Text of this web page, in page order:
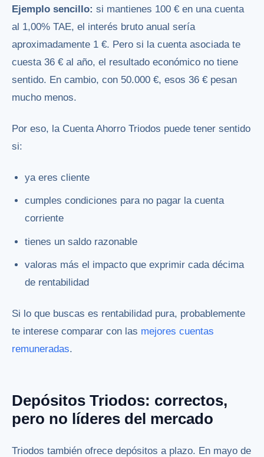
Ejemplo sencillo: si mantienes 100 € en una cuenta
al 1,00% TAE, el interés bruto anual sería
aproximadamente 1 €. Pero si la cuenta asociada te
cuesta 36 € al año, el resultado económico no tiene
sentido. En cambio, con 50.000 €, esos 36 € pesan
mucho menos.
Por eso, la Cuenta Ahorro Triodos puede tener sentido
si:
ya eres cliente
cumples condiciones para no pagar la cuenta
corriente
tienes un saldo razonable
valoras más el impacto que exprimir cada décima
de rentabilidad
Si lo que buscas es rentabilidad pura, probablemente
te interese comparar con las mejores cuentas
remuneradas.
Depósitos Triodos: correctos,
pero no líderes del mercado
Triodos también ofrece depósitos a plazo. En mayo de